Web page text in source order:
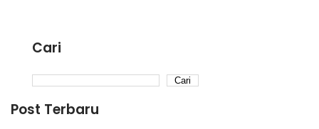
Cari
Cari
Post Terbaru